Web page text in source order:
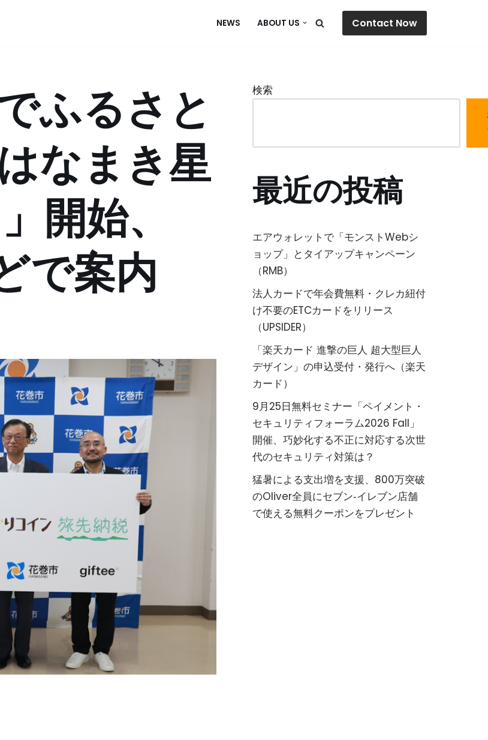
NEWS ABOUT US Contact Now
ふるさと
なまき星
開始、
で案内
検索
最近の投稿
エアウォレットで「モンストWebシ
ョップ」とタイアップキャンペーン
（RMB）
法人カードで年会費無料・クレカ紐付
け不要のETCカードをリリース
（UPSIDER）
「楽天カード 進撃の巨人 超大型巨人
デザイン」の申込受付・発行へ（楽天
カード）
9月25日無料セミナー「ペイメント・
セキュリティフォーラム2026 Fall」
開催、巧妙化する不正に対応する次世
代のセキュリティ対策は？
猛暑による支出増を支援、800万突破
のOliver全員にセブン‐イレブン店舗
で使える無料クーポンをプレゼント